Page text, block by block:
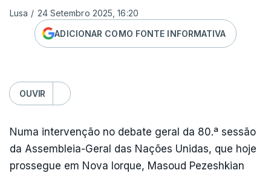
Lusa / 24 Setembro 2025, 16:20
ADICIONAR COMO FONTE INFORMATIVA
OUVIR
Numa intervenção no debate geral da 80.ª sessão
da Assembleia-Geral das Nações Unidas, que hoje
prossegue em Nova Iorque, Masoud Pezeshkian